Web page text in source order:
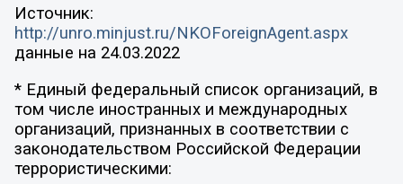
Источник:
http://unro.minjust.ru/NKOForeignAgent.aspx
данные на 24.03.2022
* Единый федеральный список организаций, в
том числе иностранных и международных
организаций, признанных в соответствии с
законодательством Российской Федерации
террористическими: